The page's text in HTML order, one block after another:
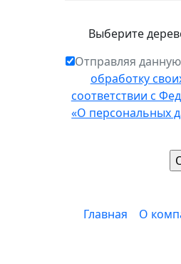
Выберите
Отправляя
обработку
соответствии с
«О персональных
Главная О